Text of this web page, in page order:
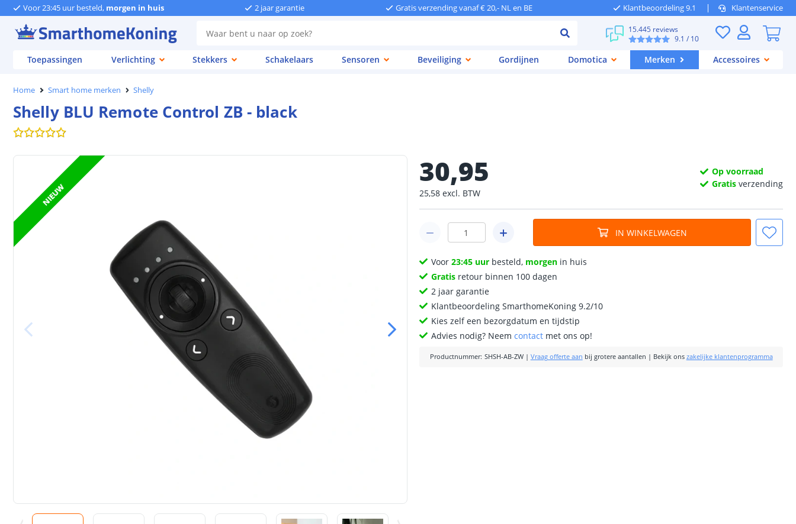
Voor 23:45 uur besteld, morgen in huis 2 jaar garantie Gratis verzending vanaf € 20,- NL en BE Klantbeoordeling 9.1 Klantenservice
15.445 reviews
9.1 / 10
Toepassingen Verlichting Stekkers Schakelaars Sensoren Beveiliging Gordijnen Domotica Merken Accessoires
Home Smart home merken Shelly
Shelly BLU Remote Control ZB - black
NIEUW
30,95
25,58 excl. BTW
Op voorraad
Gratis verzending
IN WINKELWAGEN
Voor23:45 uur besteld, morgen in huis
Gratis retour binnen 100 dagen
2 jaar garantie
Klantbeoordeling SmarthomeKoning 9.2/10
Kies zelf een bezorgdatum en tijdstip
Advies nodig? Neemcontact met ons op!
Productnummer: SHSH-AB-ZW| Vraag offerte aan bij grotere aantallen | Bekijk ons zakelijke klantenprogramma